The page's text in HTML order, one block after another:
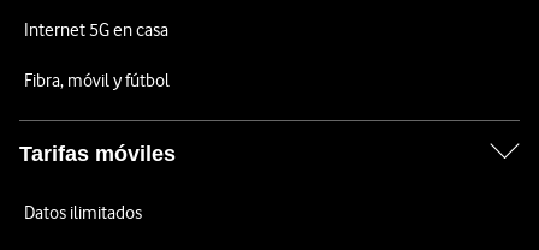
Internet 5G en casa
Fibra, móvil y fútbol
Tarifas móviles
Datos ilimitados